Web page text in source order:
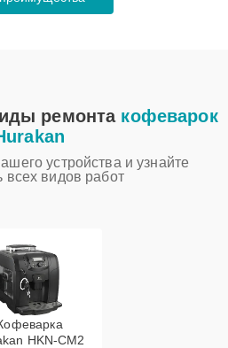
ремонта кофеварок
устройства и узнайте
всех видов работ
HKN-CM2